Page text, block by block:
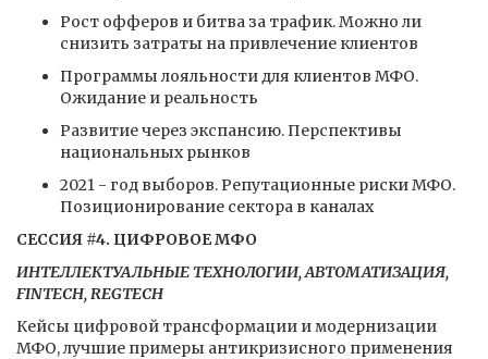
Рост офферов и битва за трафик. Можно ли
снизить затраты на привлечение клиентов
Программы лояльности для клиентов МФО.
Ожидание и реальность
Развитие через экспансию. Перспективы
национальных рынков
2021 - год выборов. Репутационные риски МФО.
Позиционирование сектора в каналах
СЕССИЯ #4. ЦИФРОВОЕ МФО
ИНТЕЛЛЕКТУАЛЬНЫЕ ТЕХНОЛОГИИ, АВТОМАТИЗАЦИЯ,
FINTECH, REGTECH
Кейсы цифровой трансформации и модернизации
МФО, лучшие примеры антикризисного применения